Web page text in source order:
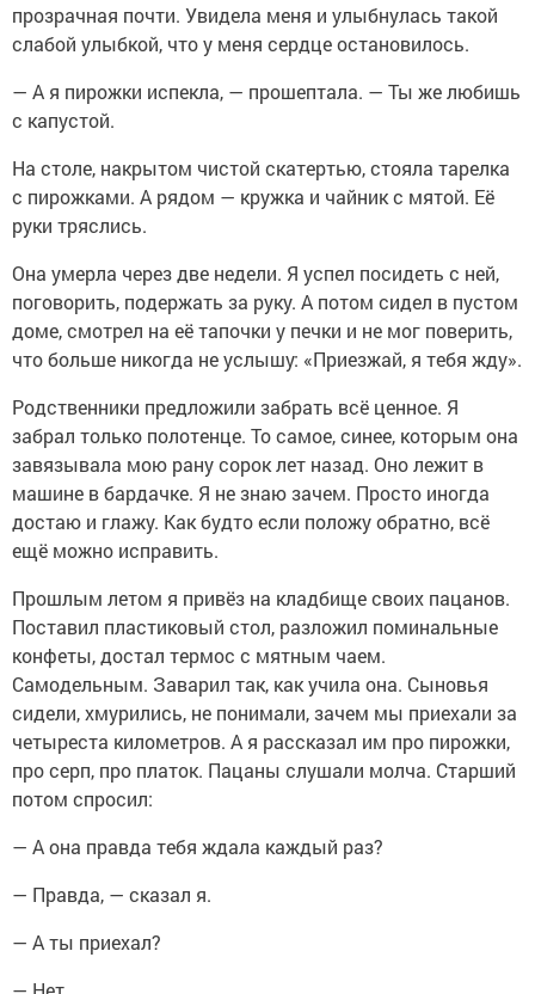
прозрачная почти. Увидела меня и улыбнулась такой
слабой улыбкой, что у меня сердце остановилось.
— А я пирожки испекла, — прошептала. — Ты же любишь
с капустой.
На столе, накрытом чистой скатертью, стояла тарелка
с пирожками. А рядом — кружка и чайник с мятой. Её
руки тряслись.
Она умерла через две недели. Я успел посидеть с ней,
поговорить, подержать за руку. А потом сидел в пустом
доме, смотрел на её тапочки у печки и не мог поверить,
что больше никогда не услышу: «Приезжай, я тебя жду».
Родственники предложили забрать всё ценное. Я
забрал только полотенце. То самое, синее, которым она
завязывала мою рану сорок лет назад. Оно лежит в
машине в бардачке. Я не знаю зачем. Просто иногда
достаю и глажу. Как будто если положу обратно, всё
ещё можно исправить.
Прошлым летом я привёз на кладбище своих пацанов.
Поставил пластиковый стол, разложил поминальные
конфеты, достал термос с мятным чаем.
Самодельным. Заварил так, как учила она. Сыновья
сидели, хмурились, не понимали, зачем мы приехали за
четыреста километров. А я рассказал им про пирожки,
про серп, про платок. Пацаны слушали молча. Старший
потом спросил:
— А она правда тебя ждала каждый раз?
— Правда, — сказал я.
— А ты приехал?